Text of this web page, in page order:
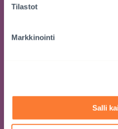
Tilastot
Markkinointi
Salli
Tilaa